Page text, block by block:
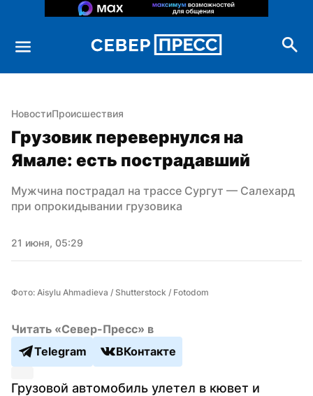
НовостиПроисшествия
Грузовик перевернулся на
Ямале: есть пострадавший
Мужчина пострадал на трассе Сургут — Салехард
при опрокидывании грузовика
21 июня, 05:29
Фото: Aisylu Ahmadieva / Shutterstock / Fotodom
Читать «Север-Пресс» в
Telegram
ВКонтакте
Грузовой автомобиль улетел в кювет и